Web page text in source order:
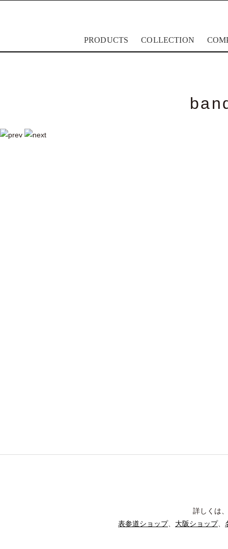
PRODUCTS
COLLECTION
lapalma
詳しくは
表参道ショップ、 大阪ショップ、